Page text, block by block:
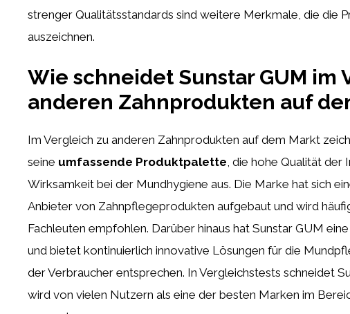
strenger Qualitätsstandards sind weitere Merkmale, die die
auszeichnen.
Wie schneidet Sunstar GUM im
anderen Zahnprodukten auf
Im Vergleich zu anderen Zahnprodukten auf dem Markt
seine umfassende Produktpalette, die hohe Qualität der
Wirksamkeit bei der Mundhygiene aus. Die Marke hat sich
Anbieter von Zahnpflegeprodukten aufgebaut und wird
Fachleuten empfohlen. Darüber hinaus hat Sunstar GUM
und bietet kontinuierlich innovative Lösungen für die
der Verbraucher entsprechen. In Vergleichstests schneidet
wird von vielen Nutzern als eine der besten Marken im